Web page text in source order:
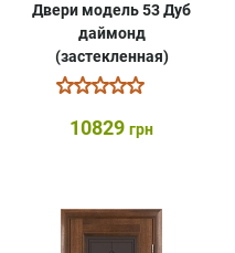
Двери модель 53 Дуб
даймонд
(застекленная)
10829 грн